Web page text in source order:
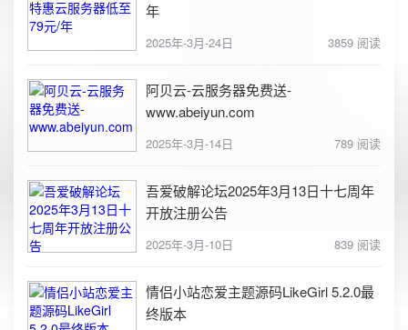
年
2025年-3月-24日 3859 阅读
阿贝云-云服务器免费送-
www.abeiyun.com
2025年-3月-14日 789 阅读
吾爱破解论坛2025年3月13日十七周年
开放注册公告
2025年-3月-10日 839 阅读
情侣小站恋爱主题源码LikeGirl 5.2.0最
终版本